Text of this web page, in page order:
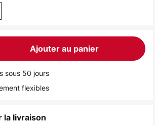
Ajouter au panier
sous 50 jours
flexibles
la livraison